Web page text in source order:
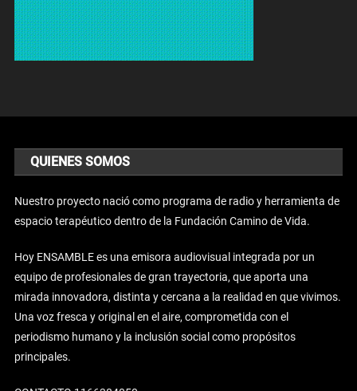
QUIENES SOMOS
Nuestro proyecto nació como programa de radio y herramienta de
espacio terapéutico dentro de la Fundación Camino de Vida.
Hoy ENSAMBLE es una emisora audiovisual integrada por un
equipo de profesionales de gran trayectoria, que aporta una
mirada innovadora, distinta y cercana a la realidad en que vivimos.
Una voz fresca y original en el aire, comprometida con el
periodismo humano y la inclusión social como propósitos
principales.